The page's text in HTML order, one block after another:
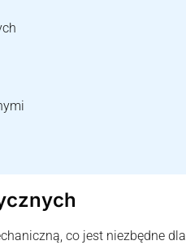
co jest niezbędne dla